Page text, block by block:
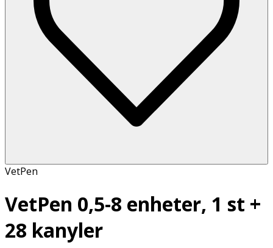
VetPen
VetPen 0,5-8 enheter, 1 st +
28 kanyler